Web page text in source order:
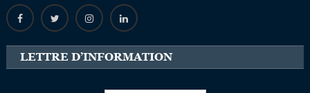
LETTRE D’INFORMATION